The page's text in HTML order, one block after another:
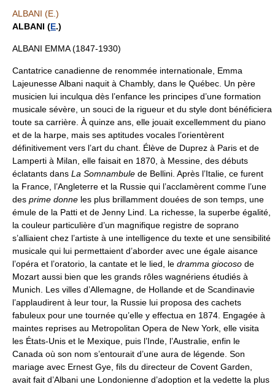
ALBANI (E.)
ALBANI (E.)
ALBANI EMMA (1847-1930)
Cantatrice canadienne de renommée internationale, Emma
Lajeunesse Albani naquit à Chambly, dans le Québec. Un père
musicien lui inculqua dès l’enfance les principes d’une formation
musicale sévère, un souci de la rigueur et du style dont bénéficiera
toute sa carrière. À quinze ans, elle jouait excellemment du piano
et de la harpe, mais ses aptitudes vocales l’orientèrent
définitivement vers l’art du chant. Élève de Duprez à Paris et de
Lamperti à Milan, elle faisait en 1870, à Messine, des débuts
éclatants dans La Somnambule de Bellini. Après l’Italie, ce furent
la France, l’Angleterre et la Russie qui l’acclamèrent comme l’une
des prime donne les plus brillamment douées de son temps, une
émule de la Patti et de Jenny Lind. La richesse, la superbe égalité,
la couleur particulière d’un magnifique registre de soprano
s’alliaient chez l’artiste à une intelligence du texte et une sensibilité
musicale qui lui permettaient d’aborder avec une égale aisance
l’opéra et l’oratorio, la cantate et le lied, le dramma giocoso de
Mozart aussi bien que les grands rôles wagnériens étudiés à
Munich. Les villes d’Allemagne, de Hollande et de Scandinavie
l’applaudirent à leur tour, la Russie lui proposa des cachets
fabuleux pour une tournée qu’elle y effectua en 1874. Engagée à
maintes reprises au Metropolitan Opera de New York, elle visita
les États-Unis et le Mexique, puis l’Inde, l’Australie, enfin le
Canada où son nom s’entourait d’une aura de légende. Son
mariage avec Ernest Gye, fils du directeur de Covent Garden,
avait fait d’Albani une Londonienne d’adoption et la vedette la plus